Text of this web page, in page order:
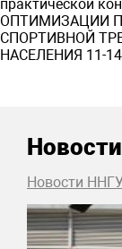
практической
ОПТИМИЗАЦИИ
СПОРТИВНОЙ
НАСЕЛЕНИЯ 11-
Новости
Новости